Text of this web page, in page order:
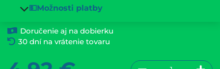
💵Možnosti platby
Doručenie aj na dobierku
30 dní na vrátenie tovaru